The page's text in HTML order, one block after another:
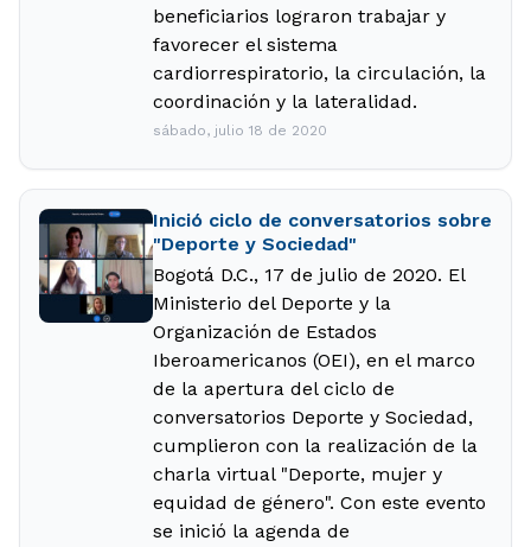
beneficiarios lograron trabajar y
favorecer el sistema
cardiorrespiratorio, la circulación, la
coordinación y la lateralidad.
sábado, julio 18 de 2020
Inició ciclo de conversatorios sobre
"Deporte y Sociedad"
Bogotá D.C., 17 de julio de 2020. El
Ministerio del Deporte y la
Organización de Estados
Iberoamericanos (OEI), en el marco
de la apertura del ciclo de
conversatorios Deporte y Sociedad,
cumplieron con la realización de la
charla virtual "Deporte, mujer y
equidad de género". Con este evento
se inició la agenda de